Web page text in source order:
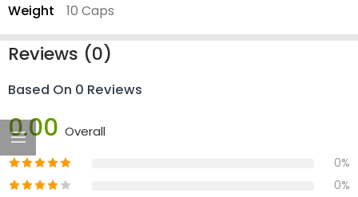
Weight 10 Caps
Reviews (0)
Based On 0 Reviews
0.00 Overall
0%
0%